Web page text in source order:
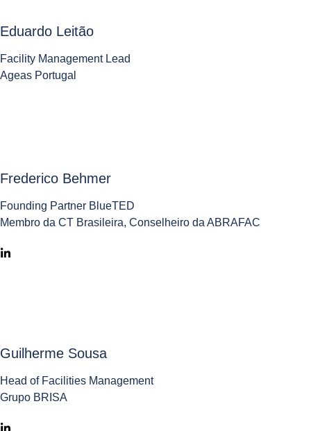
Eduardo Leitão
Facility Management Lead
Ageas Portugal
Frederico Behmer
Founding Partner BlueTED
Membro da CT Brasileira, Conselheiro da ABRAFAC
Guilherme Sousa
Head of Facilities Management
Grupo BRISA